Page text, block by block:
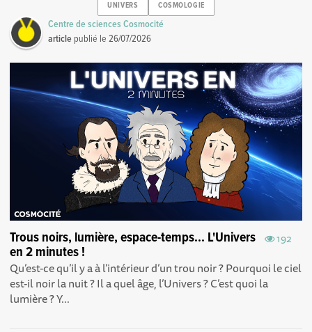
UNIVERS COSMOLOGIE
Centre de sciences Cosmocité
article publié le26/07/2026
192
Trous noirs, lumière, espace-temps... L'Univers
en 2 minutes !
Qu’est-ce qu’il y a à l’intérieur d’un trou noir ? Pourquoi le ciel
est-il noir la nuit ? Il a quel âge, l’Univers ? C’est quoi la
lumière ? Y...